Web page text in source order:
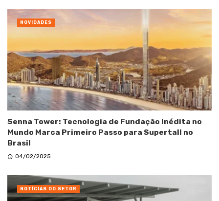
Senna Tower: Tecnologia de Fundação Inédita no
Mundo Marca Primeiro Passo para Supertall no
Brasil
04/02/2025
NOVIDADES
NOTÍCIAS DO SETOR